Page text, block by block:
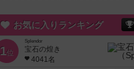
お気に入りランキング
1位
Splendor
宝石の煌き
4041名